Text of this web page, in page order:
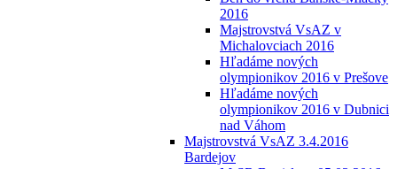
2016
Majstrovstvá VsAZ v
Michalovciach 2016
Hľadáme nových
olympionikov 2016 v Prešove
Hľadáme nových
olympionikov 2016 v Dubnici
nad Váhom
Majstrovstvá VsAZ 3.4.2016
Bardejov